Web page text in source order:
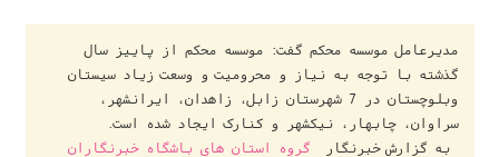
به گزارش خبرنگار گروه استان های